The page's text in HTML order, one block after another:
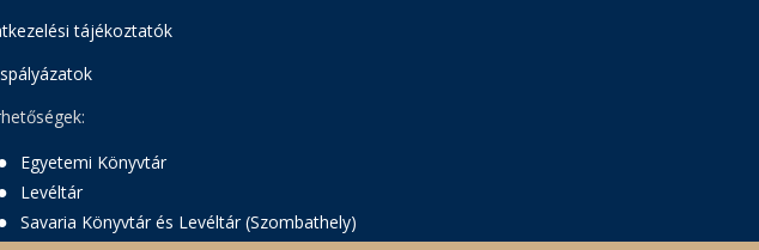
tájékoztatók
Egyetemi Könyvtár
Levéltár
Savaria Könyvtár és Levéltár (Szombathely)